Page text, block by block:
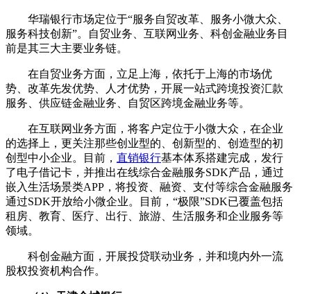
华瑞银行市场定位于“服务自贸改革、服务小微大众、
服务科技创新”。自贸业务、互联网业务、科创金融业务目
前是其三大主要业务链。
在自贸业务方面，立足上海，依托于上海的市场优
势、改革先发优势、人才优势，开展一站式跨境投资汇款
服务、供应链金融业务、自贸区跨境金融业务等。
在互联网业务方面，将客户定位于小微大众，在企业
的选择上，更关注那些创业型的、创新型的、创造型的初
创型中小企业。目前， 直销银行基本体系搭建完成，发行
了电子借记卡，并推出在线综合金融服务SDK产品，通过
嵌入生活场景类APP，将投资、融资、支付等综合金融服务
通过SDK开放给小微企业。目前，“极限”SDK已覆盖包括
租房、教育、医疗、出行、旅游、生活服务和企业服务等
领域。
科创金融方面，开展投贷联动业务，并和境内外一流
股权投资机构合作。